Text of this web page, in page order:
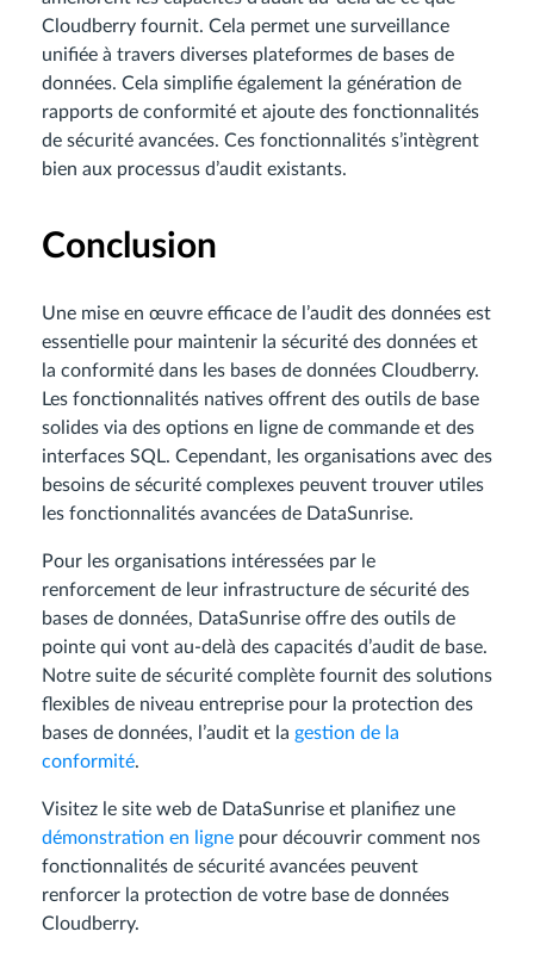
Cloudberry fournit. Cela permet une surveillance
unifiée à travers diverses plateformes de bases de
données. Cela simplifie également la génération de
rapports de conformité et ajoute des fonctionnalités
de sécurité avancées. Ces fonctionnalités s’intègrent
bien aux processus d’audit existants.
Conclusion
Une mise en œuvre efficace de l’audit des données est
essentielle pour maintenir la sécurité des données et
la conformité dans les bases de données Cloudberry.
Les fonctionnalités natives offrent des outils de base
solides via des options en ligne de commande et des
interfaces SQL. Cependant, les organisations avec des
besoins de sécurité complexes peuvent trouver utiles
les fonctionnalités avancées de DataSunrise.
Pour les organisations intéressées par le
renforcement de leur infrastructure de sécurité des
bases de données, DataSunrise offre des outils de
pointe qui vont au-delà des capacités d’audit de base.
Notre suite de sécurité complète fournit des solutions
flexibles de niveau entreprise pour la protection des
bases de données, l’audit et la gestion de la
conformité.
Visitez le site web de DataSunrise et planifiez une
démonstration en ligne pour découvrir comment nos
fonctionnalités de sécurité avancées peuvent
renforcer la protection de votre base de données
Cloudberry.